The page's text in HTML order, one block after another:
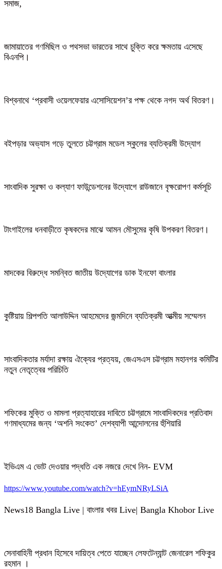
সমাজ,
জামায়াতের গণমিছিল ও পথসভা ভারতের সাথে চুক্তি করে ক্ষমতায় এসেছে
বিএনপি।
বিশ্বনাথে ‘প্রবাসী ওয়েলফেয়ার এসোসিয়েশন’র পক্ষ থেকে নগদ অর্থ বিতরণ।
বইপড়ার অভ্যাস গড়ে তুলতে চট্টগ্রাম মডেল স্কুলের ব্যতিক্রমী উদ্যোগ
সাংবাদিক সুরক্ষা ও কল্যাণ ফাউন্ডেশনের উদ্যোগে রাউজানে বৃক্ষরোপণ কর্মসূচি
টাংগাইলের ধনবাড়ীতে কৃষকদের মাঝে আমন মৌসুমের কৃষি উপকরণ বিতরণ।
মাদকের বিরুদ্ধে সমন্বিত জাতীয় উদ্যোগের ডাক ইনফো বাংলার
কুষ্টিয়ায় শিল্পপতি আলাউদ্দিন আহমেদের জন্মদিনে ব্যতিক্রমী আত্মীয় সম্মেলন
সাংবাদিকতার মর্যাদা রক্ষায় ঐক্যের প্রত্যয়, জেএসএস চট্টগ্রাম মহানগর কমিটির
নতুন নেতৃত্বের পরিচিতি
শফিকের মুক্তি ও মামলা প্রত্যাহারের দাবিতে চট্টগ্রামে সাংবাদিকদের প্রতিবাদ
গণমাধ্যমের জন্য ‘অশনি সংকেত’ দেশব্যাপী আন্দোলনের হুঁশিয়ারি
ইভিএম এ ভোট দেওয়ার পদ্ধতি এক নজরে দেখে নিন- EVM
https://www.youtube.com/watch?v=hEymNRyLSiA
News18 Bangla Live | বাংলার খবর Live| Bangla Khobor Live
সেনাবাহিনী প্রধান হিসেবে দায়িত্ব পেতে যাচ্ছেন লেফটেন্যান্ট জেনারেল শফিকুর
রহমান ।